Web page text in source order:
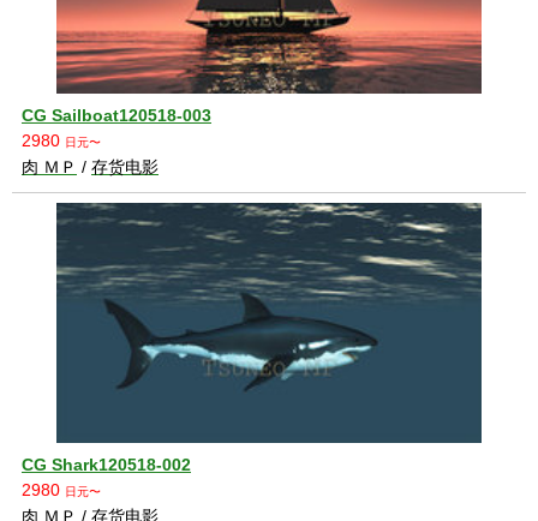
CG Sailboat120518-003
2980 日元〜
肉 ＭＰ / 存货电影
CG Shark120518-002
2980 日元〜
肉 ＭＰ / 存货电影